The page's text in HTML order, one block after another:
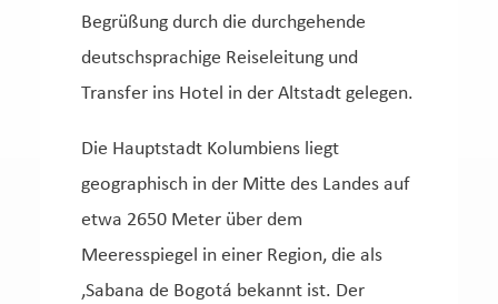
Begrüßung durch die durchgehende
deutschsprachige Reiseleitung und
Transfer ins Hotel in der Altstadt gelegen.
Die Hauptstadt Kolumbiens liegt
geographisch in der Mitte des Landes auf
etwa 2650 Meter über dem
Meeresspiegel in einer Region, die als
‚Sabana de Bogotá bekannt ist. Der